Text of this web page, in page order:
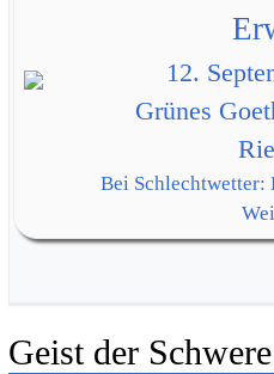
12.
Grünes
Bei Schlechtwetter:
Geist der Schwere